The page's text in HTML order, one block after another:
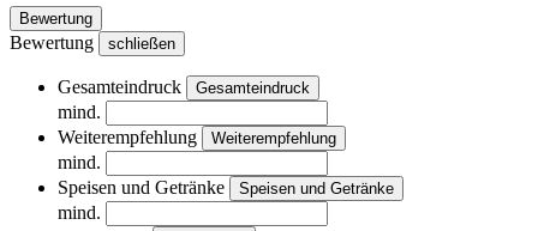
Bewertung
Bewertung schließen
Gesamteindruck Gesamteindruck
mind.
Weiterempfehlung
Weiterempfehlung
mind.
Speisen und Getränke
Speisen und Getränke
mind.